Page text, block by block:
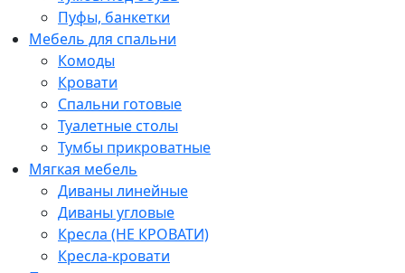
Пуфы, банкетки
Мебель для спальни
Комоды
Кровати
Спальни готовые
Туалетные столы
Тумбы прикроватные
Мягкая мебель
Диваны линейные
Диваны угловые
Кресла (НЕ КРОВАТИ)
Кресла-кровати